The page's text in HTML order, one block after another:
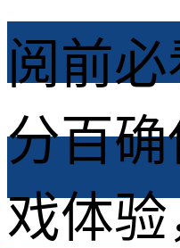
阅前
分百
戏体